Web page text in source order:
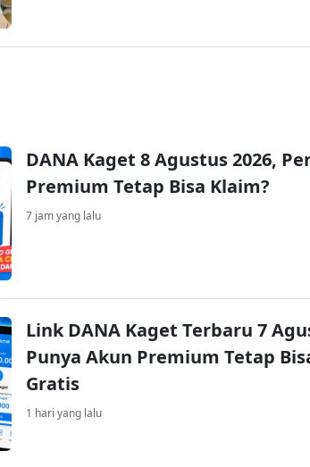
DANA Kaget 8 Agustus 2026,
Premium Tetap Bisa Klaim?
7 jam yang lalu
Link DANA Kaget Terbaru 7
Punya Akun Premium Tetap
Gratis
1 hari yang lalu